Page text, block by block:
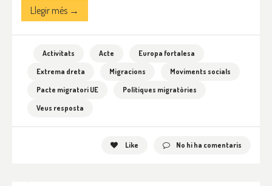
Llegir més →
Activitats Acte
Europa fortalesa
Extrema dreta
Migracions
Moviments socials
Pacte migratori UE
Polítiques migratòries
Veus resposta
Like No hi ha comentaris